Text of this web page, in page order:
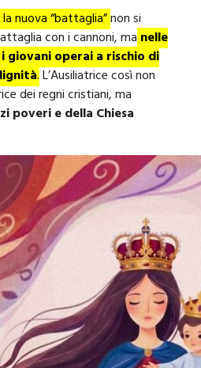
nuova “battaglia”non si
con i cannoni, ma nelle
operai a rischio di
.L’Ausiliatrice così non
dei regni cristiani, ma
poveri e della Chiesa